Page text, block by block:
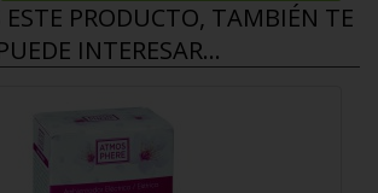
ESTE PRODUCTO, TAMBIÉN TE
INTERESAR...